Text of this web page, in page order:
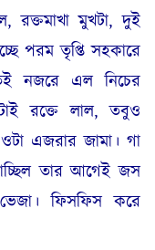
মুখটা, দুই
পরম তৃপ্তি সহকারে
নজরে এল নিচের
রক্তে লাল, তবুও
এজরার জামা। গা
তার আগেই জস
ফিসফিস করে